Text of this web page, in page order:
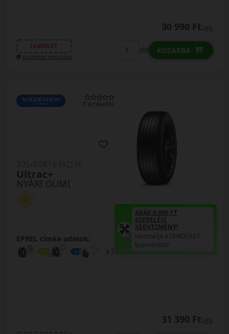
30 990 Ft/db
LENDÜLET
Kuponkód másolása
db KOSÁRBA
0 értékelés
NYÁRI GUMI
Ultrac+
EPREL cimke adatok:
AKÁR 6.000 FT
SZERELÉSI
KEDVEZMÉNY!
Használja a LENDÜLET
kuponkódot!
31 390 Ft/db